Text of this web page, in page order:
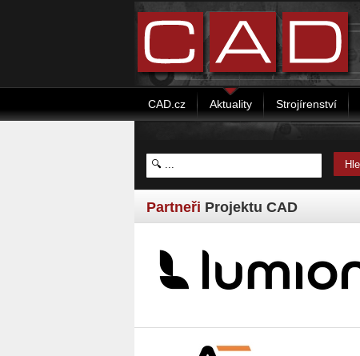
CAD.cz Aktuality Strojírenství
Partneři Projektu CAD